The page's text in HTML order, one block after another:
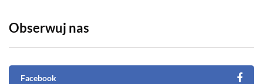
Obserwuj nas
Facebook